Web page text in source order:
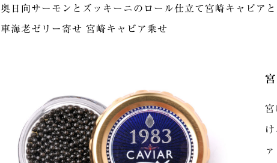
奥日向サーモンとズッキーニのロール仕立て宮崎キャビアと
車海老ゼリー寄せ 宮崎キャビア乗せ
宮